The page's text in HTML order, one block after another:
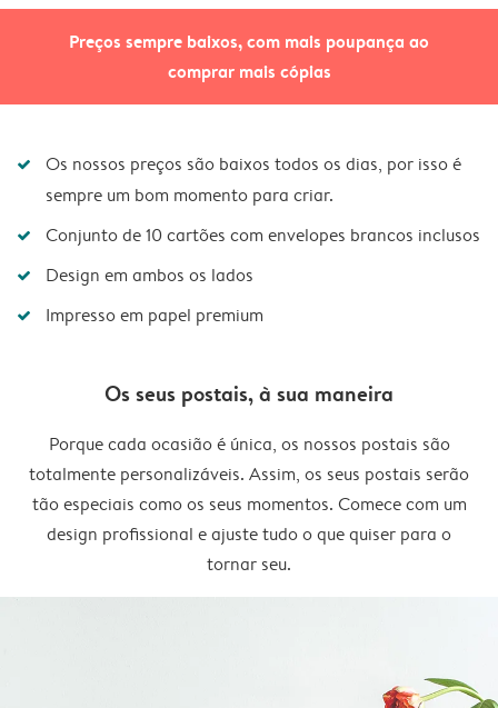
Preços sempre baixos, com mais poupança ao
comprar mais cópias
Os nossos preços são baixos todos os dias, por isso é
sempre um bom momento para criar.
Conjunto de 10 cartões com envelopes brancos inclusos
Design em ambos os lados
Impresso em papel premium
Os seus postais, à sua maneira
Porque cada ocasião é única, os nossos postais são
totalmente personalizáveis. Assim, os seus postais serão
tão especiais como os seus momentos. Comece com um
design profissional e ajuste tudo o que quiser para o
tornar seu.